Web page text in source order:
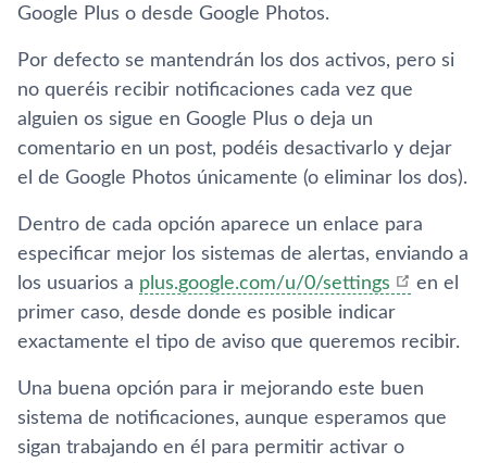
Google Plus o desde Google Photos.
Por defecto se mantendrán los dos activos, pero si
no queréis recibir notificaciones cada vez que
alguien os sigue en Google Plus o deja un
comentario en un post, podéis desactivarlo y dejar
el de Google Photos únicamente (o eliminar los dos).
Dentro de cada opción aparece un enlace para
especificar mejor los sistemas de alertas, enviando a
los usuarios a plus.google.com/u/0/settings
en el
primer caso, desde donde es posible indicar
exactamente el tipo de aviso que queremos recibir.
Una buena opción para ir mejorando este buen
sistema de notificaciones, aunque esperamos que
sigan trabajando en él para permitir activar o